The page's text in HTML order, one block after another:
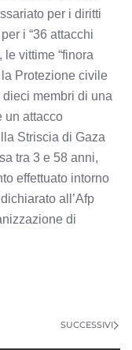
per i diritti
i “36 attacchi
le vittime “finora
Protezione civile
membri di una
un attacco
Striscia di Gaza
tra 3 e 58 anni,
effettuato intorno
all’Afp
di
SUCCESSIVI